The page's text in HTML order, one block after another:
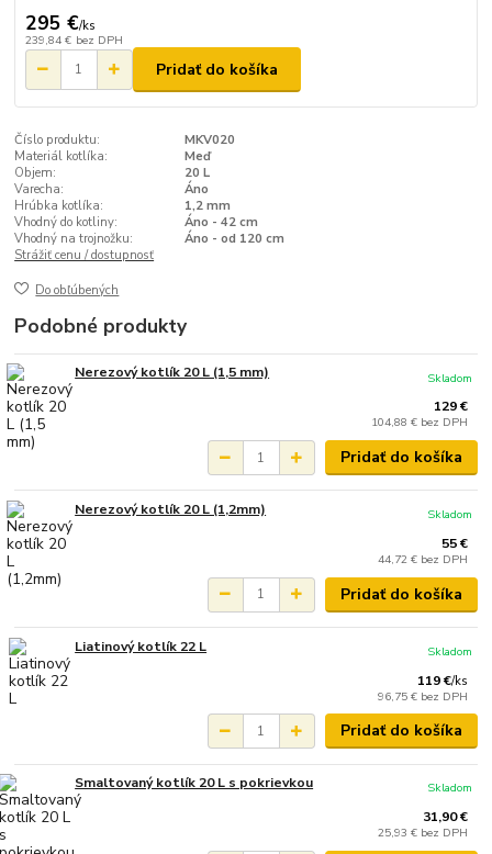
295 €/ks
239,84 € bez DPH
Pridať do košíka
Číslo produktu:
MKV020
Materiál kotlíka:
Meď
Objem:
20 L
Varecha:
Áno
Hrúbka kotlíka:
1,2 mm
Vhodný do kotliny:
Áno - 42 cm
Vhodný na trojnožku:
Áno - od 120 cm
Strážiť cenu / dostupnosť
Do obľúbených
Podobné produkty
Nerezový kotlík 20 L (1,5 mm)
129 €
104,88 € bez DPH
Skladom
Pridať do košíka
Nerezový kotlík 20 L (1,2mm)
55 €
44,72 € bez DPH
Skladom
Pridať do košíka
Liatinový kotlík 22 L
119 €/ks
96,75 € bez DPH
Skladom
Pridať do košíka
Smaltovaný kotlík 20 L s pokrievkou
31,90 €
25,93 € bez DPH
Skladom